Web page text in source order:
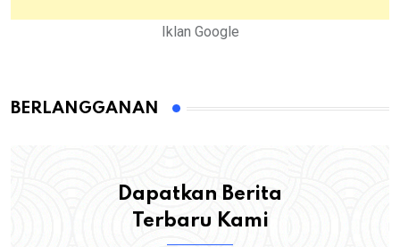
Iklan Google
BERLANGGANAN
Dapatkan Berita
Terbaru Kami